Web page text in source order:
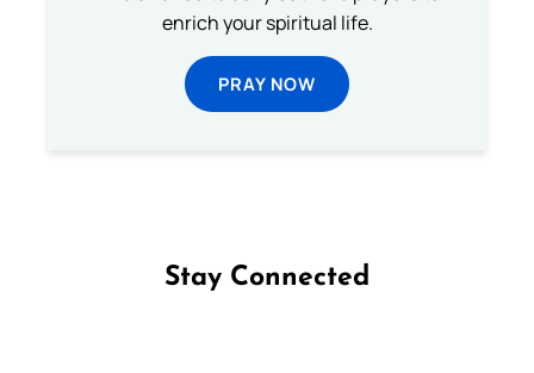
enrich your spiritual life.
PRAY NOW
Stay Connected